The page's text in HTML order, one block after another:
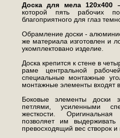
Доска для мела
которой пять рабочих
благоприятного для глаз
Обрамление доски -
же материала изготовлен и
укомплектовано изделие.
Доска крепится к стене в
раме центральной
специальные монтажные
монтажные элементы входят
Боковые элементы доски
петлями, усиленными
жесткости.
позволяет им
превосходящий вес створок и